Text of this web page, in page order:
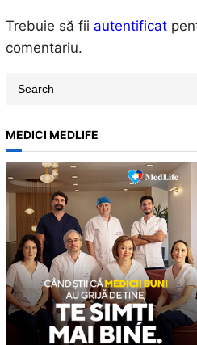
Trebuie să fii autentificat
comentariu.
a
r
c
h
MEDICI MEDLIFE